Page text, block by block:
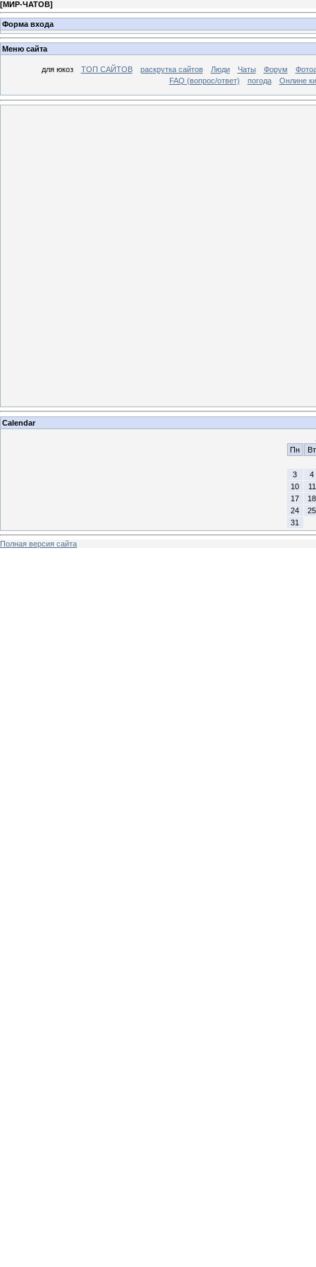
[МИР-ЧАТОВ]
Форма входа
Меню сайта
для юкоз ТОП САЙТОВ раскрутка сайтов Люди Чаты Форум
FAQ (вопрос/ответ)
погода Онлине
Calendar
Пн
Вт
3
4
10
11
17
18
24
25
31
Полная версия сайта